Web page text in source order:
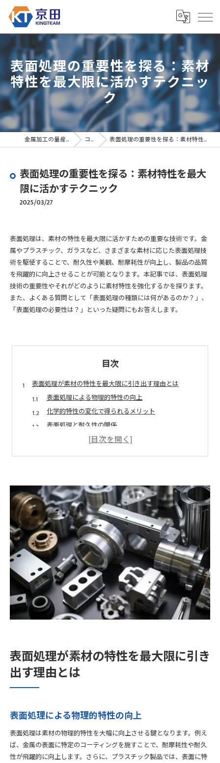
表面処理の重要性を探る：素材
特性を最大限に活かすテクニッ
ク
金属加工の量産なら京田精密 コラム 表面処理の重要性を探る：素材特性を最大限に活かすテクニック
表面処理の重要性を探る：素材特性を最大
限に活かすテクニック
2025/03/27
表面処理は、素材の特性を最大限に活かすための重要な技術です。金
属やプラスチック、ガラスなど、さまざまな素材に応じた表面処理技
術を駆使することで、耐久性や美観、耐摩耗性が向上し、製品の品質
を飛躍的に向上させることが可能となります。本記事では、表面処理
技術の重要性やそれがどのように素材特性を強化するかを探ります。
また、よくある質問として「表面処理の種類には何があるのか？」、
「表面処理の必要性は？」といった疑問にもお答えします。
目次
表面処理が素材の特性を最大限に引き出す理由とは
表面処理による物理的特性の向上
化学的特性の変化で得られるメリット
表面処理と耐久性の関係
美観を高める表面処理の重要性
最新の表面処理技術とその恩恵
製品品質向上に欠かせない技術革新
ナノテクノロジーを用いた表面処理
エコフレンドリーな表面処理技術
表面処理技術の進化がもたらす未来の展望
表面処理がもたらす新たな可能性
耐久性と美観を両立する表面処理の選び方
耐久性を高めるための表面処理の選択
美観を損なわない表面処理のテクニック
用途に応じた最適な表面処理の選択基準
失敗しない表面処理の選定方法
金属とプラスチックの表面処理で得られる耐摩耗性の向上
異素材の組み合わせにおける表面処理の重要性
耐摩耗性向上による製品価値のアップ
表面処理が可能にする軽量化と耐久性の両立
用途別に見る耐摩耗性向上技術
表面処理が素材の特性を最大限に引き
出す理由とは
表面処理による物理的特性の向上
表面処理は素材の物理的特性を大幅に向上させる鍵となります。例え
ば、金属の表面に特定のコーティングを施すことで、耐摩耗性や耐久
性が飛躍的に向上します。さらに、プラスチック製品では、表面に特